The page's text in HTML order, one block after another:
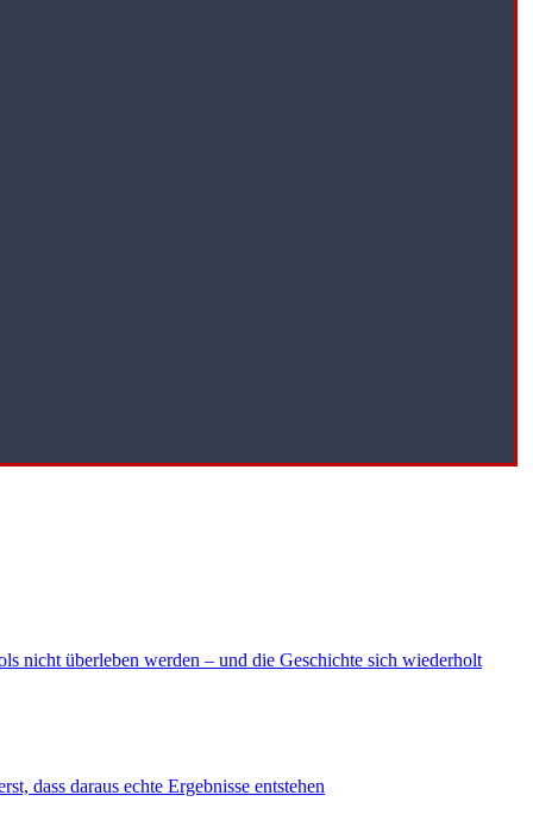
nicht überleben werden – und die Geschichte sich wiederholt
dass daraus echte Ergebnisse entstehen